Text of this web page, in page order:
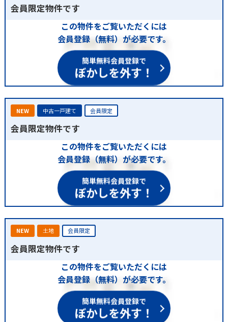
会員限定物件です
この物件をご覧いただくには
会員登録（無料）が必要です。
簡単無料会員登録で
ぼかしを外す！
NEW 中古一戸建て 会員限定
会員限定物件です
この物件をご覧いただくには
会員登録（無料）が必要です。
簡単無料会員登録で
ぼかしを外す！
NEW 土地 会員限定
会員限定物件です
この物件をご覧いただくには
会員登録（無料）が必要です。
簡単無料会員登録で
ぼかしを外す！